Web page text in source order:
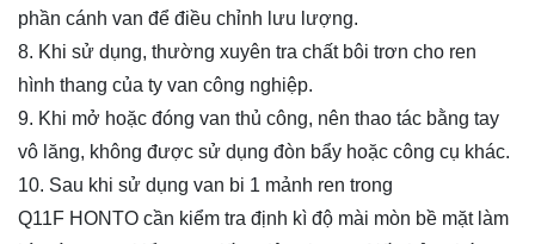
phần cánh van để điều chỉnh lưu lượng.
8. Khi sử dụng, thường xuyên tra chất bôi trơn cho ren
hình thang của ty van công nghiệp.
9. Khi mở hoặc đóng van thủ công, nên thao tác bằng tay
vô lăng, không được sử dụng đòn bẩy hoặc công cụ khác.
10. Sau khi sử dụng van bi 1 mảnh ren trong
Q11F HONTO cần kiểm tra định kì độ mài mòn bề mặt làm